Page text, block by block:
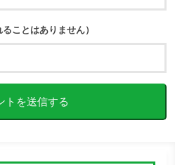
ことはありません）
トを送信する